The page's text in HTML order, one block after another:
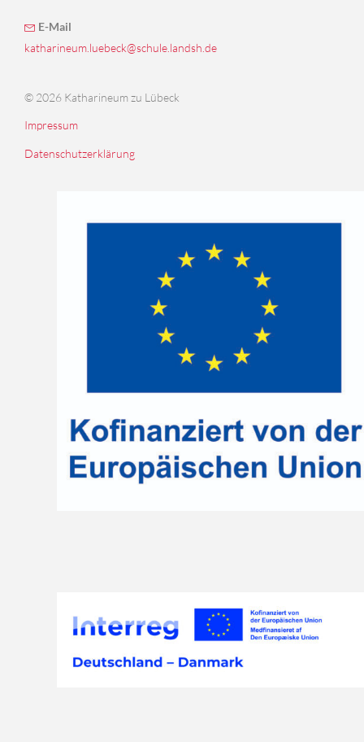
E-Mail
katharineum.luebeck@schule.landsh.de
© 2026 Katharineum zu Lübeck
Impressum
Datenschutzerklärung